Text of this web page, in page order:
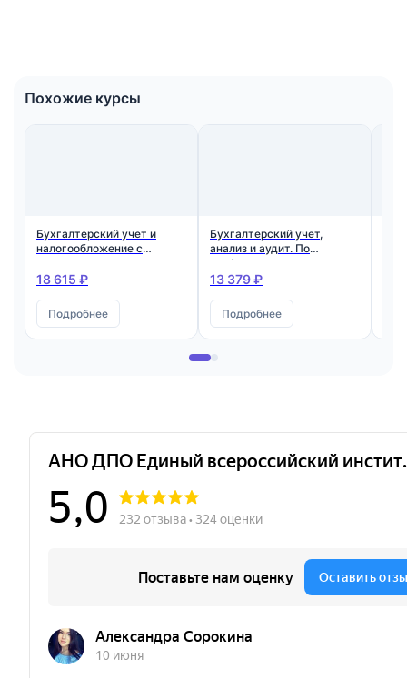
Похожие курсы
Бухгалтерский учет и
налогообложение с
квалификации: Бухгалтер
18 615 ₽
Подробнее
Бухгалтерский учет,
анализ и аудит. По
профессиональному
стандарту: Бухгалтер,
13 379 ₽
Подробнее